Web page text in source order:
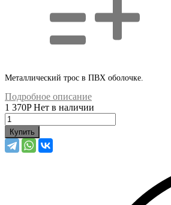
Металлический трос в ПВХ оболочке.
Подробное описание
1 370P Нет в наличии
Купить